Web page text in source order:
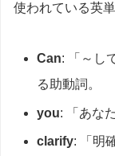
使われている英
Can: 「～し
る助動詞。
you: 「あな
clarify: 「明